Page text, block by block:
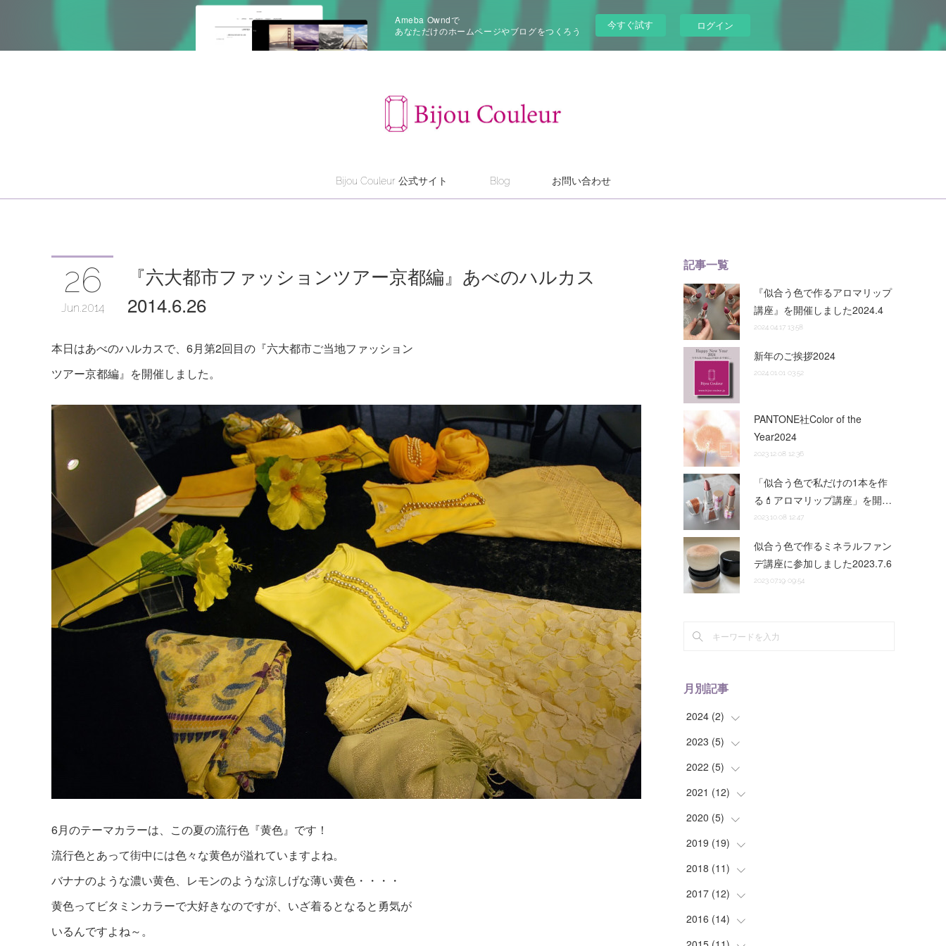
Ameba Owndで
あなただけのホームページやブログをつくろう
今すぐ試す ログイン
Bijou Couleur 公式サイト Blog お問い合わせ
26
Jun 2014
『六大都市ファッションツアー京都編』あべのハルカス
2014.6.26
本日はあべのハルカスで、6月第2回目の『六大都市ご当地ファッション
ツアー京都編』を開催しました。
6月のテーマカラーは、この夏の流行色『黄色』です！
流行色とあって街中には色々な黄色が溢れていますよね。
バナナのような濃い黄色、レモンのような涼しげな薄い黄色・・・・
黄色ってビタミンカラーで大好きなのですが、いざ着るとなると勇気が
いるんですよね～。
記事一覧
『似合う色で作るアロマリップ
講座』を開催しました2024.4
2024.04.17 13:58
新年のご挨拶2024
2024.01.01 03:52
PANTONE社Color of the
Year2024
2023.12.08 12:36
「似合う色で私だけの1本を作
る💄アロマリップ講座」を開…
2023.10.08 12:47
似合う色で作るミネラルファン
デ講座に参加しました2023.7.6
2023.07.19 09:54
月別記事
2024 (2)
(1
(1
2023 (5)
(1
(1)
(1
(1)
( 1)
2022 (5)
(2)
(1
(1)
( 1)
2021 (12)
(1
(1)
( 1)
(2)
( 4)
( 1)
2020 (5)
(1)
( 1)
(1)
(2)
2019 (19)
( 1)
(2)
(3)
( 8)
2018 (11)
(5)
(1)
( 1)
2017 (12)
(1)
( 4)
2016 (14)